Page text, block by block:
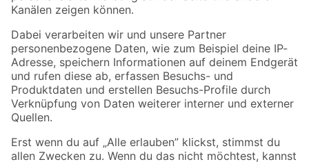
Folge uns
Zahlungsarten Versandarten
Sicher einkaufen